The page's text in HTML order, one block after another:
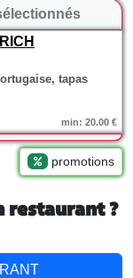
tapas
min: 20.00 €
promotions
restaurant ?